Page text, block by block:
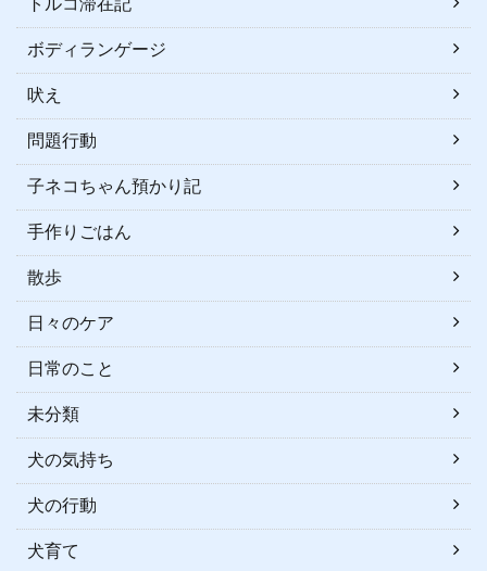
トルコ滞在記
ボディランゲージ
吠え
問題行動
子ネコちゃん預かり記
手作りごはん
散歩
日々のケア
日常のこと
未分類
犬の気持ち
犬の行動
犬育て